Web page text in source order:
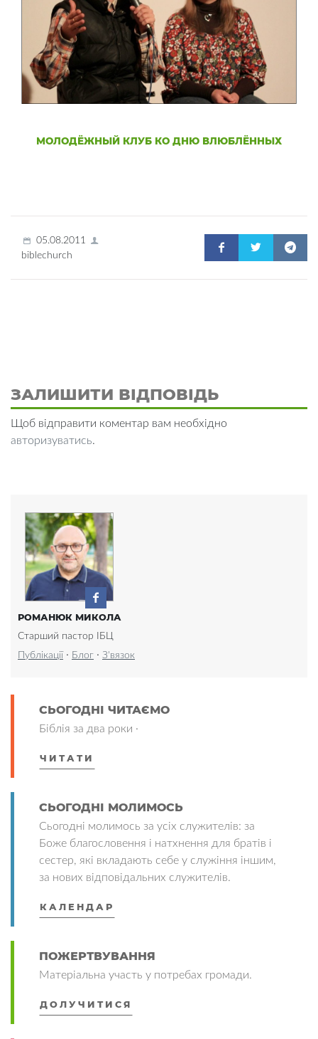
МОЛОДЁЖНЫЙ КЛУБ КО ДНЮ ВЛЮБЛЁННЫХ
05.08.2011
biblechurch
ЗАЛИШИТИ ВІДПОВІДЬ
Щоб відправити коментар вам необхідно
авторизуватись.
РОМАНЮК МИКОЛА
Старший пастор ІБЦ
Публікації · Блог · З'вязок
СЬОГОДНІ ЧИТАЄМО
Біблія за два роки ·
ЧИТАТИ
СЬОГОДНІ МОЛИМОСЬ
Сьогодні молимось за усіх служителів: за
Боже благословення і натхнення для братів і
сестер, які вкладають себе у служіння іншим,
за нових відповідальних служителів.
КАЛЕНДАР
ПОЖЕРТВУВАННЯ
Матеріальна участь у потребах громади.
ДОЛУЧИТИСЯ